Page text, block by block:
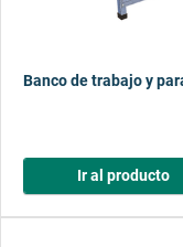
Banco de trabajo y
Ir al producto